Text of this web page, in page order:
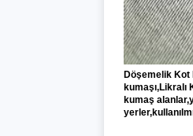
Döşemelik Kot
kumaş